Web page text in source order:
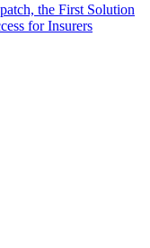
the First Solution
for Insurers